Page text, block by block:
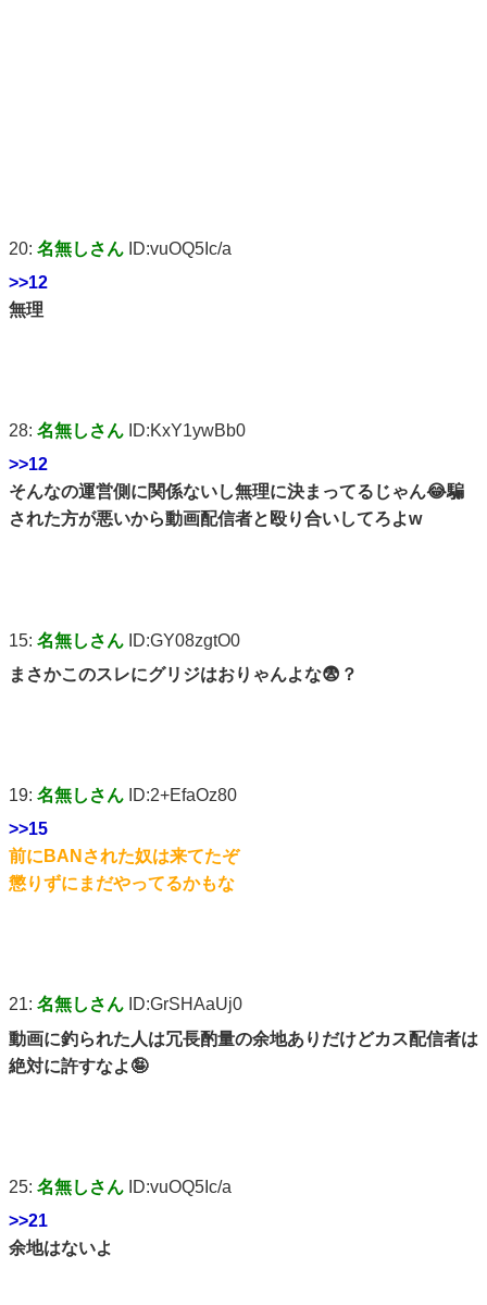
20: 名無しさん ID:vuOQ5Ic/a
>>12
無理
28: 名無しさん ID:KxY1ywBb0
>>12
そんなの運営側に関係ないし無理に決まってるじゃん😂騙
された方が悪いから動画配信者と殴り合いしてろよw
15: 名無しさん ID:GY08zgtO0
まさかこのスレにグリジはおりゃんよな😨？
19: 名無しさん ID:2+EfaOz80
>>15
前にBANされた奴は来てたぞ
懲りずにまだやってるかもな
21: 名無しさん ID:GrSHAaUj0
動画に釣られた人は冗長酌量の余地ありだけどカス配信者は
絶対に許すなよ🤪
25: 名無しさん ID:vuOQ5Ic/a
>>21
余地はないよ